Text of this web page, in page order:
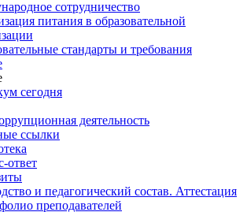
сотрудничество
питания в образовательной
стандарты и требования
сегодня
деятельность
ссылки
ответ
и педагогический состав. Аттестация
преподавателей